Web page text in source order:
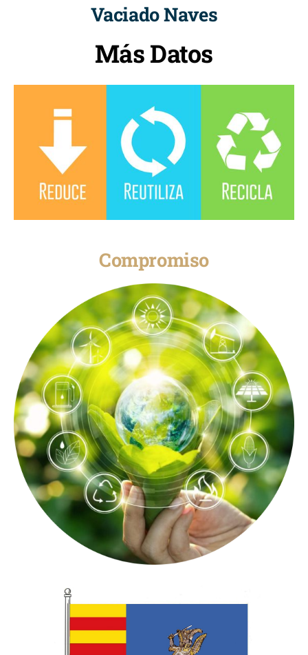
Vaciado Naves
Más Datos
Compromiso